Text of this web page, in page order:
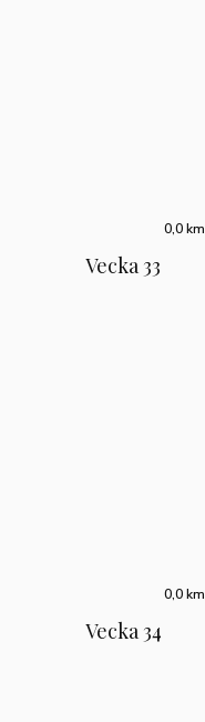
0,0 km
Vecka 33
0,0 km
Vecka 34